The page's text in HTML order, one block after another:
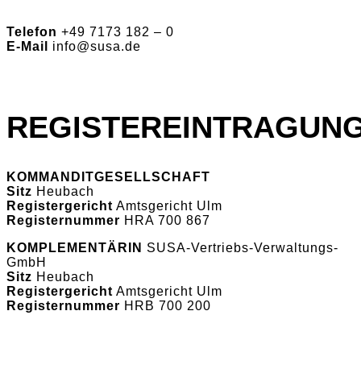
Telefon +49 7173 182 – 0
E-Mail
info@susa.de
KOMMANDITGESELLSCHAFT
Sitz Heubach
Registergericht Amtsgericht Ulm
Registernummer HRA 700 867
KOMPLEMENTÄRIN SUSA-Vertriebs-Verwaltungs-
GmbH
Sitz Heubach
Registergericht Amtsgericht Ulm
Registernummer HRB 700 200